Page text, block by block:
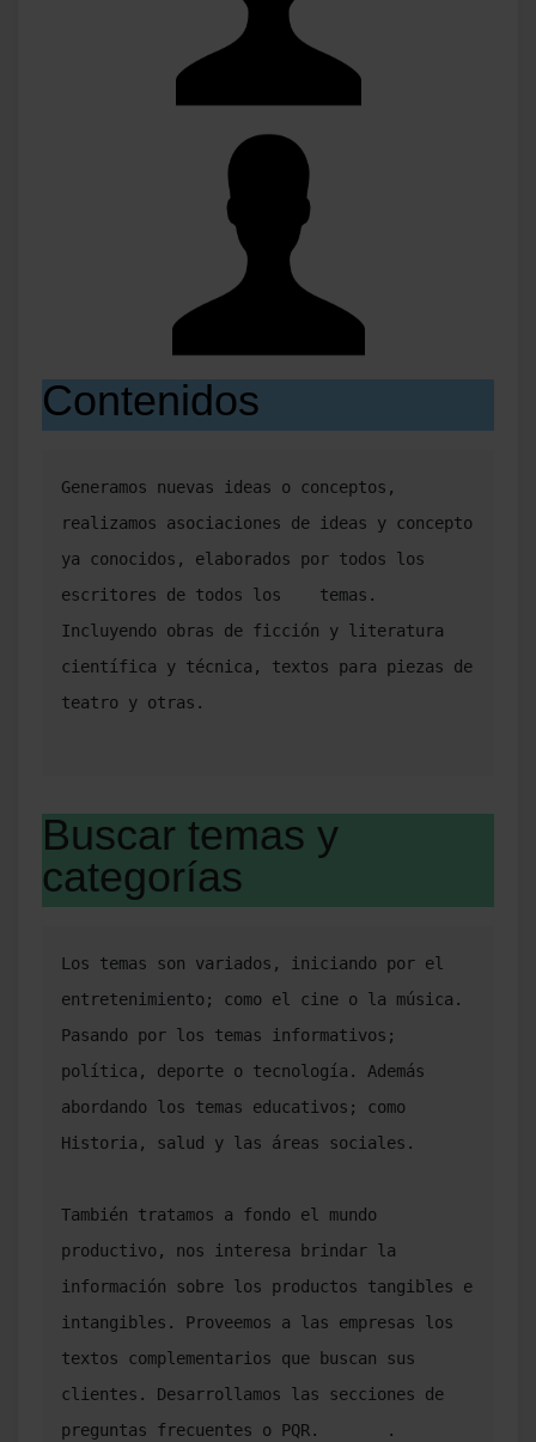
Contenidos
Generamos nuevas ideas o conceptos,
realizamos asociaciones de ideas y concepto
ya conocidos, elaborados por todos los
escritores de todos los    temas.
Incluyendo obras de ficción y literatura
científica y técnica, textos para piezas de
teatro y otras.
Buscar temas y
categorías
Los temas son variados, iniciando por el
entretenimiento; como el cine o la música.
Pasando por los temas informativos;
política, deporte o tecnología. Además
abordando los temas educativos; como
Historia, salud y las áreas sociales.
También tratamos a fondo el mundo
productivo, nos interesa brindar la
información sobre los productos tangibles e
intangibles. Proveemos a las empresas los
textos complementarios que buscan sus
clientes. Desarrollamos las secciones de
preguntas frecuentes o PQR.       .